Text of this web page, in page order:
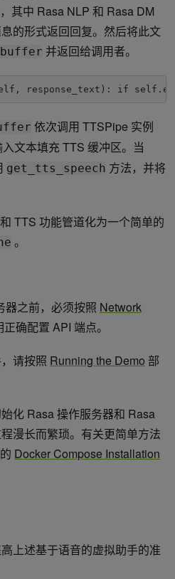
其中 Rasa NLP 和 Rasa DM
的形式返回回复。然后将此文
并返回给调用者。
response_text): if
依次调用 TTSPipe 实例
文本填充 TTS 缓冲区。当
get_tts_speech 方法，并将
TTS 功能管道化为一个简单的
。
器之前，必须按照 Network
确配置 API 端点。
请按照 Running the Demo 部
化 Rasa 操作服务器和 Rasa
漫长而繁琐。有关更简单方法
Docker Compose Installation
上述基于语音的虚拟助手的准